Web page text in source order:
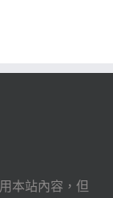
本站內容，但